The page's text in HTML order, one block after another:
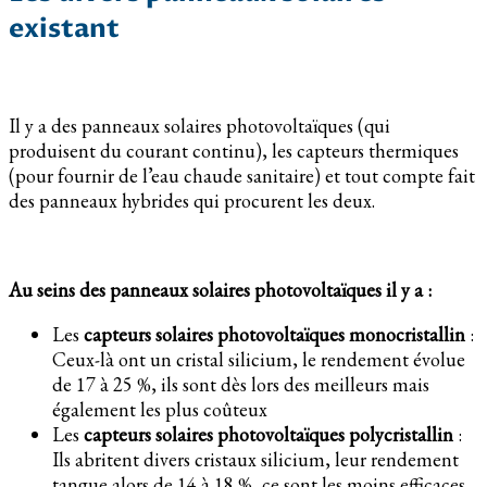
existant
Il y a des panneaux solaires photovoltaïques (qui
produisent du courant continu), les capteurs thermiques
(pour fournir de l’eau chaude sanitaire) et tout compte fait
des panneaux hybrides qui procurent les deux.
Au seins des panneaux solaires photovoltaïques il y a :
Les capteurs solaires photovoltaïques monocristallin :
Ceux-là ont un cristal silicium, le rendement évolue
de 17 à 25 %, ils sont dès lors des meilleurs mais
également les plus coûteux
Les capteurs solaires photovoltaïques polycristallin :
Ils abritent divers cristaux silicium, leur rendement